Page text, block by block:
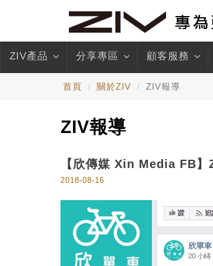
ZIV產品 分享專區 顧客服務
首頁 關於ZIV ZIV報導
ZIV報導
【欣傳媒 Xin Media FB
2018-08-16